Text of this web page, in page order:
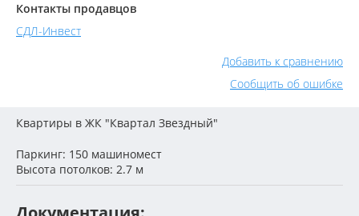
Контакты продавцов
СДЛ-Инвест
Добавить к сравнению
Сообщить об ошибке
Квартиры в ЖК "Квартал Звездный"
Паркинг: 150 машиномест
Высота потолков: 2.7 м